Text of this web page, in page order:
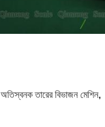
অতিস্বনক তারের বিভাজন মেশিন,